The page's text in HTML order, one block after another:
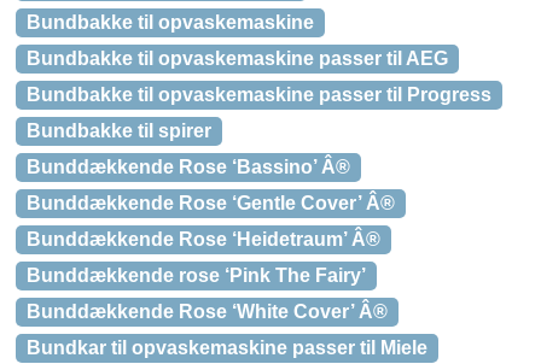
Bundbakke til opvaskemaskine
Bundbakke til opvaskemaskine passer til AEG
Bundbakke til opvaskemaskine passer til Progress
Bundbakke til spirer
Bunddækkende Rose ‘Bassino’ Â®
Bunddækkende Rose ‘Gentle Cover’ Â®
Bunddækkende Rose ‘Heidetraum’ Â®
Bunddækkende rose ‘Pink The Fairy’
Bunddækkende Rose ‘White Cover’ Â®
Bundkar til opvaskemaskine passer til Miele